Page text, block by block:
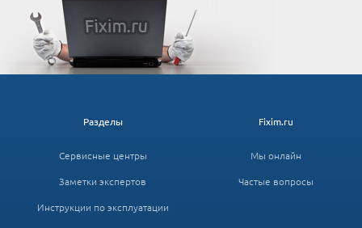
Fixim.ru
Мы онлайн
Частые вопросы
Разделы
Сервисные центры
Заметки экспертов
Инструкции по эксплуатации